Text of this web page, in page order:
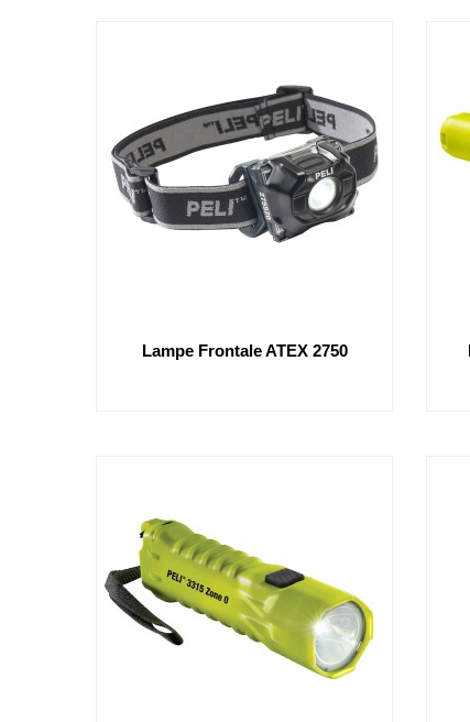
Lampe Frontale ATEX 2750